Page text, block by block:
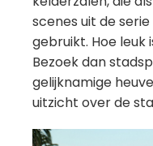
scenes uit de
gebruikt. Hoe leuk
Bezoek dan
gelijknamige
uitzicht over de